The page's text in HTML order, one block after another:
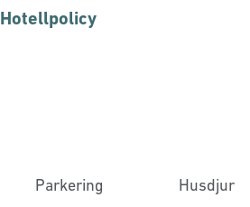
Hotellpolicy
Parkering Husdjur